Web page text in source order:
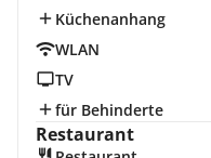
Küchenanhang
WLAN
TV
für Behinderte
Restaurant